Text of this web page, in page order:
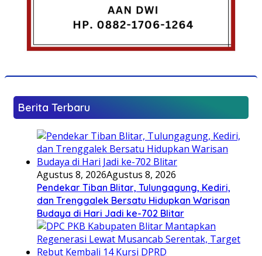
Berita Terbaru
Agustus 8, 2026Agustus 8, 2026
Pendekar Tiban Blitar, Tulungagung, Kediri,
dan Trenggalek Bersatu Hidupkan Warisan
Budaya di Hari Jadi ke-702 Blitar